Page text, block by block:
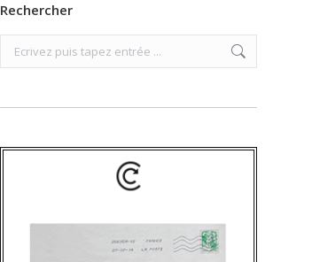
Rechercher
Search: